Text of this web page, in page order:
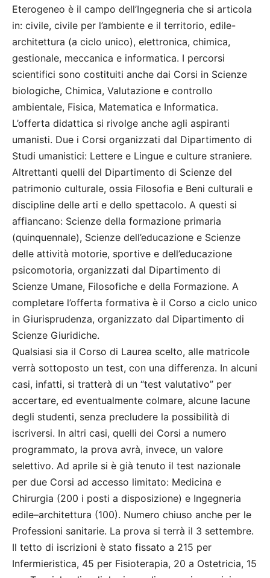
Eterogeneo è il campo dell’Ingegneria che si articola
in: civile, civile per l’ambiente e il territorio, edile-
architettura (a ciclo unico), elettronica, chimica,
gestionale, meccanica e informatica. I percorsi
scientifici sono costituiti anche dai Corsi in Scienze
biologiche, Chimica, Valutazione e controllo
ambientale, Fisica, Matematica e Informatica.
L’offerta didattica si rivolge anche agli aspiranti
umanisti. Due i Corsi organizzati dal Dipartimento di
Studi umanistici: Lettere e Lingue e culture straniere.
Altrettanti quelli del Dipartimento di Scienze del
patrimonio culturale, ossia Filosofia e Beni culturali e
discipline delle arti e dello spettacolo. A questi si
affiancano: Scienze della formazione primaria
(quinquennale), Scienze dell’educazione e Scienze
delle attività motorie, sportive e dell’educazione
psicomotoria, organizzati dal Dipartimento di
Scienze Umane, Filosofiche e della Formazione. A
completare l’offerta formativa è il Corso a ciclo unico
in Giurisprudenza, organizzato dal Dipartimento di
Scienze Giuridiche.
Qualsiasi sia il Corso di Laurea scelto, alle matricole
verrà sottoposto un test, con una differenza. In alcuni
casi, infatti, si tratterà di un “test valutativo” per
accertare, ed eventualmente colmare, alcune lacune
degli studenti, senza precludere la possibilità di
iscriversi. In altri casi, quelli dei Corsi a numero
programmato, la prova avrà, invece, un valore
selettivo. Ad aprile si è già tenuto il test nazionale
per due Corsi ad accesso limitato: Medicina e
Chirurgia (200 i posti a disposizione) e Ingegneria
edile–architettura (100). Numero chiuso anche per le
Professioni sanitarie. La prova si terrà il 3 settembre.
Il tetto di iscrizioni è stato fissato a 215 per
Infermieristica, 45 per Fisioterapia, 20 a Ostetricia, 15